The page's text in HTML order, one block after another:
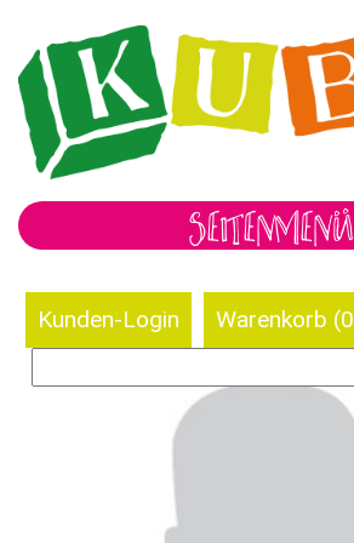
SEITENMENÜ
Kunden-Login Warenkorb (0